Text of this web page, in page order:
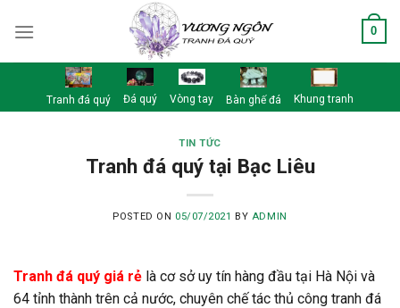
0
Tranh đá quý Đá quý Vòng tay Bàn ghế đá Khung tranh
TIN TỨC
Tranh đá quý tại Bạc Liêu
POSTED ON 05/07/2021 BY ADMIN
Tranh đá quý giá rẻ là cơ sở uy tín hàng đầu tại Hà Nội và
64 tỉnh thành trên cả nước, chuyên chế tác thủ công tranh đá